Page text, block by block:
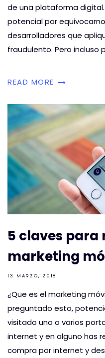
de una plataforma
potencial por
desarrolladores que
fraudulento. Pero incluso
READ MORE
5 claves para
marketing
13 MARZO, 2018
¿Que es el marketing
preguntado esto,
visitado uno o varios
internet y en alguno has
compra por internet y